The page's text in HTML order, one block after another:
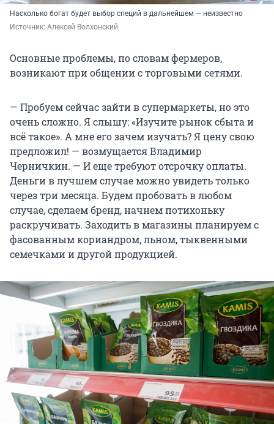
Насколько богат будет выбор специй в дальнейшем — неизвестно
Источник: Алексей Волхонский
Основные проблемы, по словам фермеров,
возникают при общении с торговыми сетями.
— Пробуем сейчас зайти в супермаркеты, но это
очень сложно. Я слышу: «Изучите рынок сбыта и
всё такое». А мне его зачем изучать? Я цену свою
предложил! — возмущается Владимир
Черничкин. — И еще требуют отсрочку оплаты.
Деньги в лучшем случае можно увидеть только
через три месяца. Будем пробовать в любом
случае, сделаем бренд, начнем потихоньку
раскручивать. Заходить в магазины планируем с
фасованным кориандром, льном, тыквенными
семечками и другой продукцией.